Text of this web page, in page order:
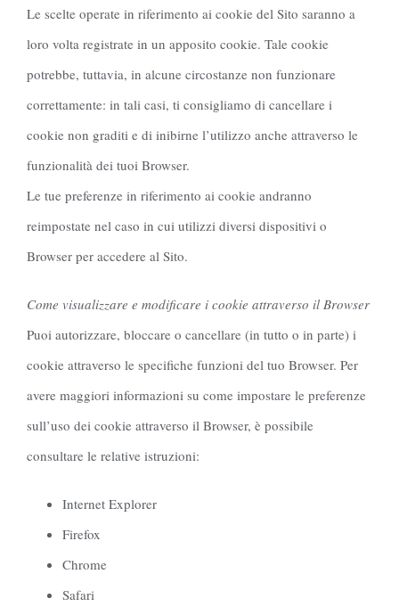
Le scelte operate in riferimento ai cookie del Sito saranno a
loro volta registrate in un apposito cookie. Tale cookie
potrebbe, tuttavia, in alcune circostanze non funzionare
correttamente: in tali casi, ti consigliamo di cancellare i
cookie non graditi e di inibirne l’utilizzo anche attraverso le
funzionalità dei tuoi Browser.
Le tue preferenze in riferimento ai cookie andranno
reimpostate nel caso in cui utilizzi diversi dispositivi o
Browser per accedere al Sito.
Come visualizzare e modificare i cookie attraverso il Browser
Puoi autorizzare, bloccare o cancellare (in tutto o in parte) i
cookie attraverso le specifiche funzioni del tuo Browser. Per
avere maggiori informazioni su come impostare le preferenze
sull’uso dei cookie attraverso il Browser, è possibile
consultare le relative istruzioni:
Internet Explorer
Firefox
Chrome
Safari